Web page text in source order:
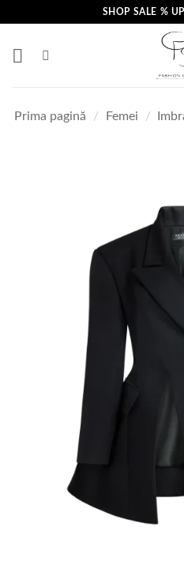
content
SHOP SALE %
Prima pagină / Femei /